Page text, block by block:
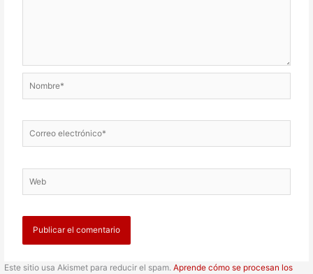
electrónico*
Este sitio usa Akismet para reducir el spam.Aprende cómo se procesan los